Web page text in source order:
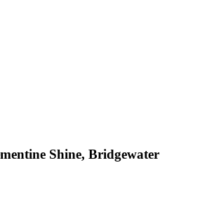
Shine, Bridgewater